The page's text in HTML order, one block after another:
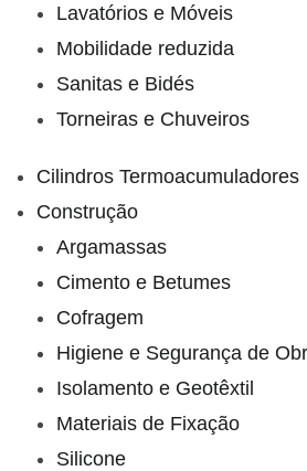
Lavatórios e Móveis
Mobilidade reduzida
Sanitas e Bidés
Torneiras e Chuveiros
Cilindros Termoacumuladores
Construção
Argamassas
Cimento e Betumes
Cofragem
Higiene e Segurança de
Isolamento e Geotêxtil
Materiais de Fixação
Silicone